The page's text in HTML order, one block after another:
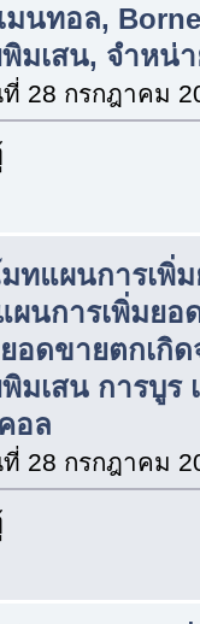
มนทอล,
มเสน, จำหน่
28 กรกฎาคม
ทแผนการเพิ่
ผนการเพิ่มย
อดขายตกเกิด
มเสน การบู
อล
28 กรกฎาคม